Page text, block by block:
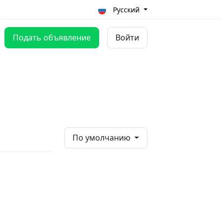
Русский
Подать объявление Войти
По умолчанию